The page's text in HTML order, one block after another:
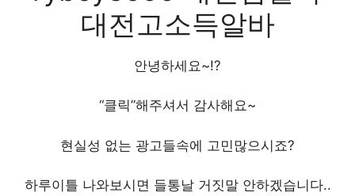
대전고소득알바
안녕하세요~!?
“클릭”해주셔서 감사해요~
현실성 없는 광고들속에 고민많으시죠?
하루이틀 나와보시면 들통날 거짓말 안하겠습니다..